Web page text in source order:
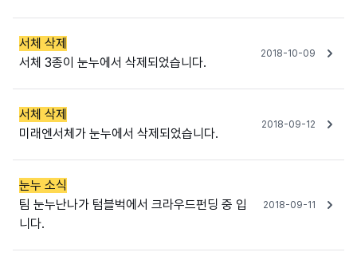
서체 삭제
서체 3종이 눈누에서 삭제되었습니다.
2018-10-09
서체 삭제
미래엔서체가 눈누에서 삭제되었습니다.
2018-09-12
눈누 소식
팀 눈누난나가 텀블벅에서 크라우드펀딩 중 입
니다.
2018-09-11